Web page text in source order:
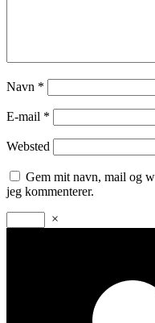
Navn *
E-mail *
Websted
Gem mit navn, mail og
jeg kommenterer.
×